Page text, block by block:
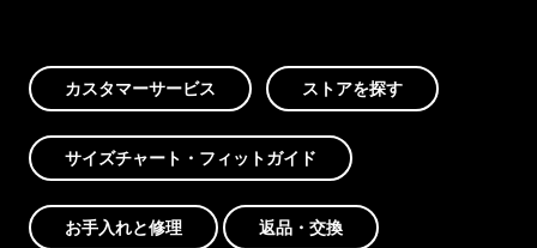
カスタマーサービス ストアを探す
サイズチャート・フィットガイド
お手入れと修理 返品・交換